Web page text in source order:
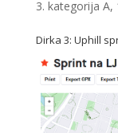
kategorija A,
Dirka 3: Uphill